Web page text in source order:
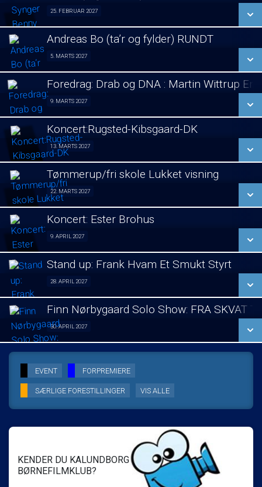
LÆS MERE
25. FEBRUAR 2027
LÆS MERE
Andreas Bo (ta’r og fylder) RUNDT
5. MARTS 2027
LÆS MERE
Foredrag: Drab og DNA : Martin Wittrup
9. MARTS 2027
LÆS MERE
Koncert:Rugsted-Kibsgaard-DK
13. MARTS 2027
LÆS MERE
Tømmerup/fri skole Lukket visning
22. MARTS 2027Lukket visning 22/03
LÆS MERE
Koncert: Ester Brohus
9. APRIL 2027
LÆS MERE
Stand up: Frank Hvam Et Smukt Styrt
28. APRIL 2027
LÆS MERE
Finn Nørbygaard Solo Show: FRA SKVAT
30. APRIL 2027
SE ALLE DAGE
LÆS MERE
EVENT FORPREMIERE
SÆRLIGE FORESTILLINGER VIS ALLE
KENDER DU KALUNDBORG
BØRNEFILMKLUB?